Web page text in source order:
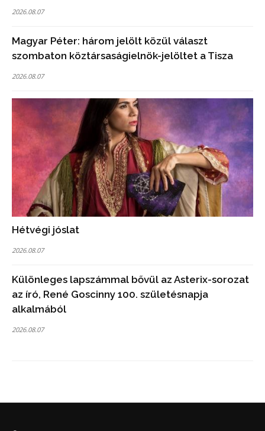
2026.08.07
Magyar Péter: három jelölt közül választ
szombaton köztársaságielnök-jelöltet a Tisza
2026.08.07
Hétvégi jóslat
2026.08.07
Különleges lapszámmal bővül az Asterix-sorozat
az író, René Goscinny 100. születésnapja
alkalmából
2026.08.07